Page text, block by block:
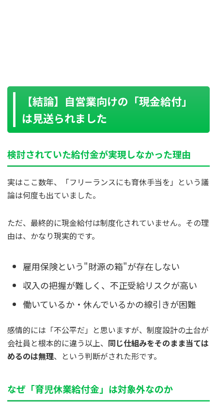
【結論】自営業向けの「現金給付」
は見送られました
検討されていた給付金が実現しなかった理由
実はここ数年、「フリーランスにも育休手当を」という議
論は何度も出ていました。
ただ、最終的に現金給付は制度化されていません。その理
由は、かなり現実的です。
雇用保険という"財源の箱"が存在しない
収入の把握が難しく、不正受給リスクが高い
働いているか・休んでいるかの線引きが困難
感情的には「不公平だ」と思いますが、制度設計の土台が
会社員と根本的に違う以上、 同じ仕組みをそのまま当ては
めるのは無理、という判断がされた形です。
なぜ「育児休業給付金」は対象外なのか